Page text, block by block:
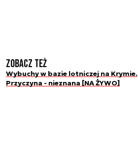
Zobacz też
Wybuchy w bazie lotniczej na Krymie.
Przyczyna - nieznana [NA ŻYWO]